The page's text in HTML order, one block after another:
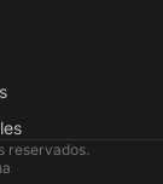
reservados.